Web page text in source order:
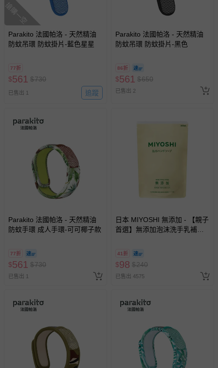
搶購一空
Parakito 法國帕洛 - 天然精油
防蚊吊環 防蚊掛片-藍色星星
77折
$561 $730
已售出 1 追蹤
Parakito 法國帕洛 - 天然精油
防蚊吊環 防蚊掛片-黑色
86折
$561 $650
已售出 2
Parakito 法國帕洛 - 天然精油
防蚊手環 成人手環-可可椰子款
77折
$561 $730
已售出 1
日本 MIYOSHI 無添加 - 【親子
首選】無添加泡沫洗手乳補充
41折
$98 $240
已售出 4575